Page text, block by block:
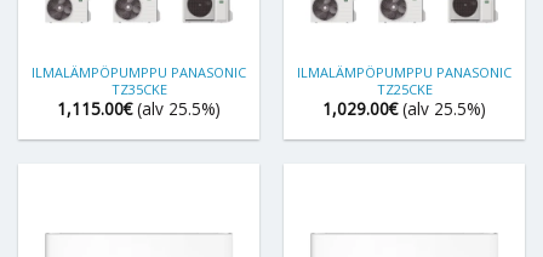
ILMALÄMPÖPUMPPU PANASONIC
TZ35CKE
1,115.00€ (alv 25.5%)
ILMALÄMPÖPUMPPU PANASONIC
TZ25CKE
1,029.00€ (alv 25.5%)